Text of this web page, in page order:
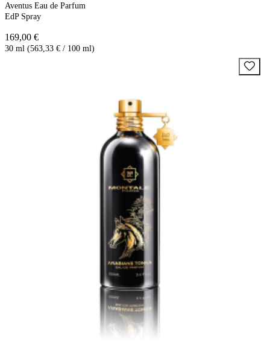
Aventus Eau de Parfum
EdP Spray
169,00 €
30 ml (563,33 € / 100 ml)